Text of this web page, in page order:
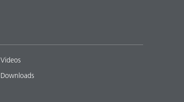
Videos
Downloads